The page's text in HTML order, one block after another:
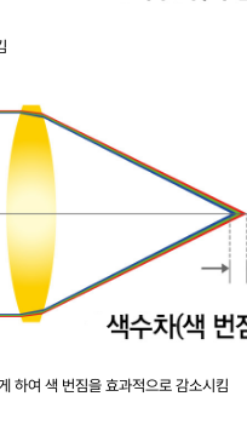
하여 색 번짐을 효과적으로 감소시킴